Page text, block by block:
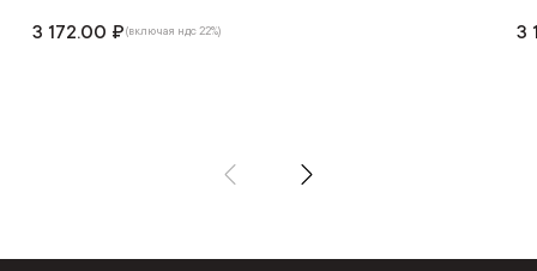
3 172.00 ₽(включая ндс 22%) 3